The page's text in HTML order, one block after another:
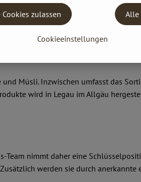
agierendes Unternehmen mit 300
und vegetarische Lebensmittel
Müsli. Inzwischen umfasst das
wird in Legau im Allgäu
nimmt daher eine
werden sie durch
Cookieeinstellungen
zulassen Alle